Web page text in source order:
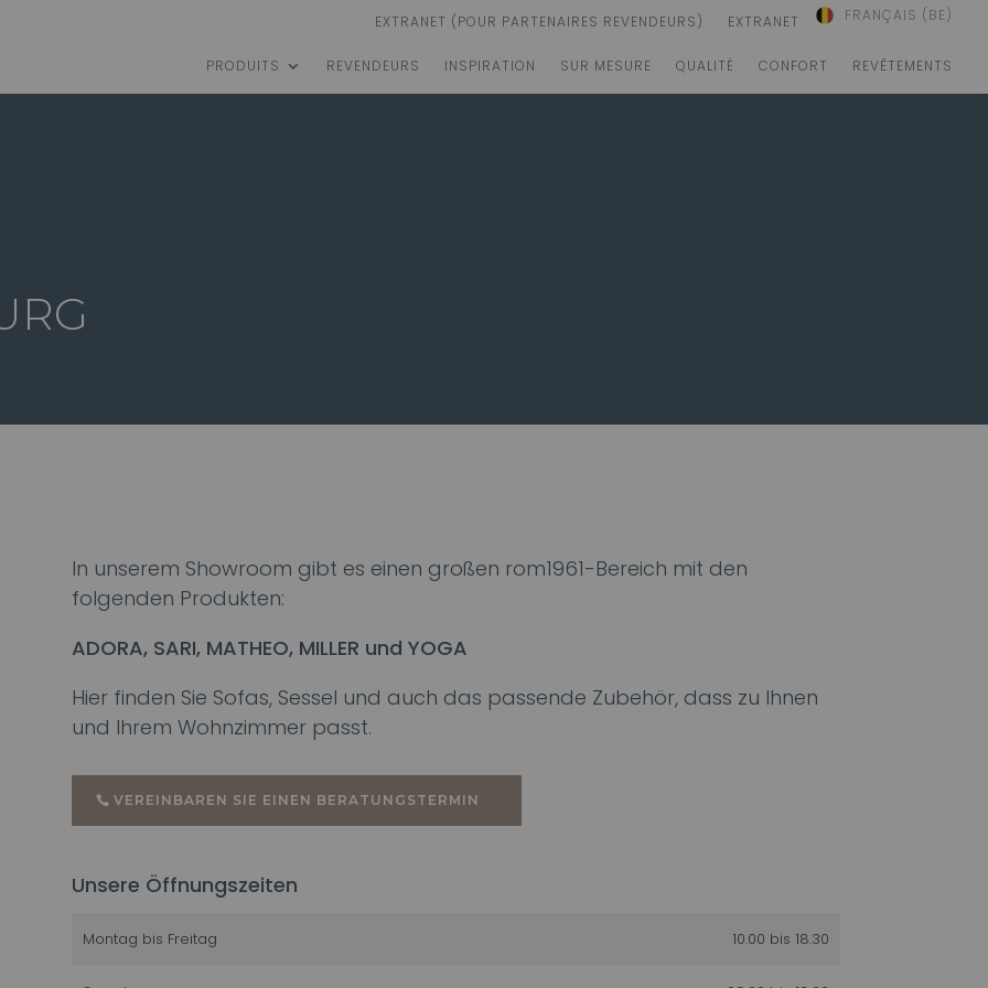
EXTRANET (POUR PARTENAIRES REVENDEURS) EXTRANET FRANÇAIS (BE)
PRODUITS REVENDEURS INSPIRATION SUR MESURE QUALITÉ CONFORT REVÊTEMENTS
In unserem Showroom gibt es einen großen rom1961-Bereich mit den
folgenden Produkten:
ADORA, SARI, MATHEO, MILLER und YOGA
Hier finden Sie Sofas, Sessel und auch das passende Zubehör, dass zu Ihnen
und Ihrem Wohnzimmer passt.
VEREINBAREN SIE EINEN BERATUNGSTERMIN
Unsere Öffnungszeiten
Montag bis Freitag 10.00 bis 18.30